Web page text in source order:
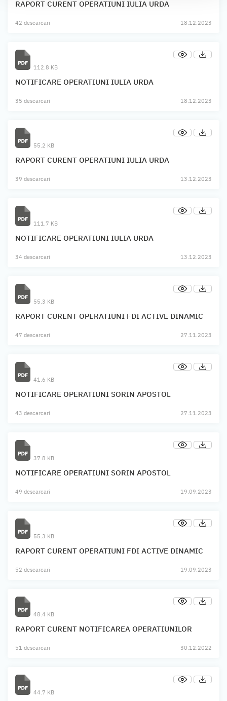
RAPORT CURENT OPERATIUNI IULIA URDA
42 descarcari 18.12.2023
112.8 KB
NOTIFICARE OPERATIUNI IULIA URDA
35 descarcari 18.12.2023
55.2 KB
RAPORT CURENT OPERATIUNI IULIA URDA
39 descarcari 13.12.2023
111.7 KB
NOTIFICARE OPERATIUNI IULIA URDA
34 descarcari 13.12.2023
55.3 KB
RAPORT CURENT OPERATIUNI FDI ACTIVE DINAMIC
47 descarcari 27.11.2023
41.6 KB
NOTIFICARE OPERATIUNI SORIN APOSTOL
43 descarcari 27.11.2023
37.8 KB
NOTIFICARE OPERATIUNI SORIN APOSTOL
49 descarcari 19.09.2023
55.3 KB
RAPORT CURENT OPERATIUNI FDI ACTIVE DINAMIC
52 descarcari 19.09.2023
48.4 KB
RAPORT CURENT NOTIFICAREA OPERATIUNILOR
51 descarcari 30.12.2022
44.7 KB